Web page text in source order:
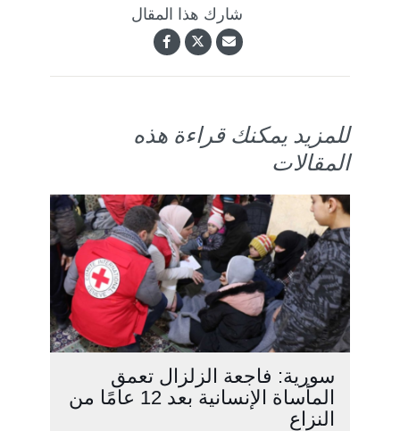
شارك هذا المقال
للمزيد يمكنك قراءة هذه
المقالات
سورية: فاجعة الزلزال تعمق
المأساة الإنسانية بعد 12 عامًا من
النزاع